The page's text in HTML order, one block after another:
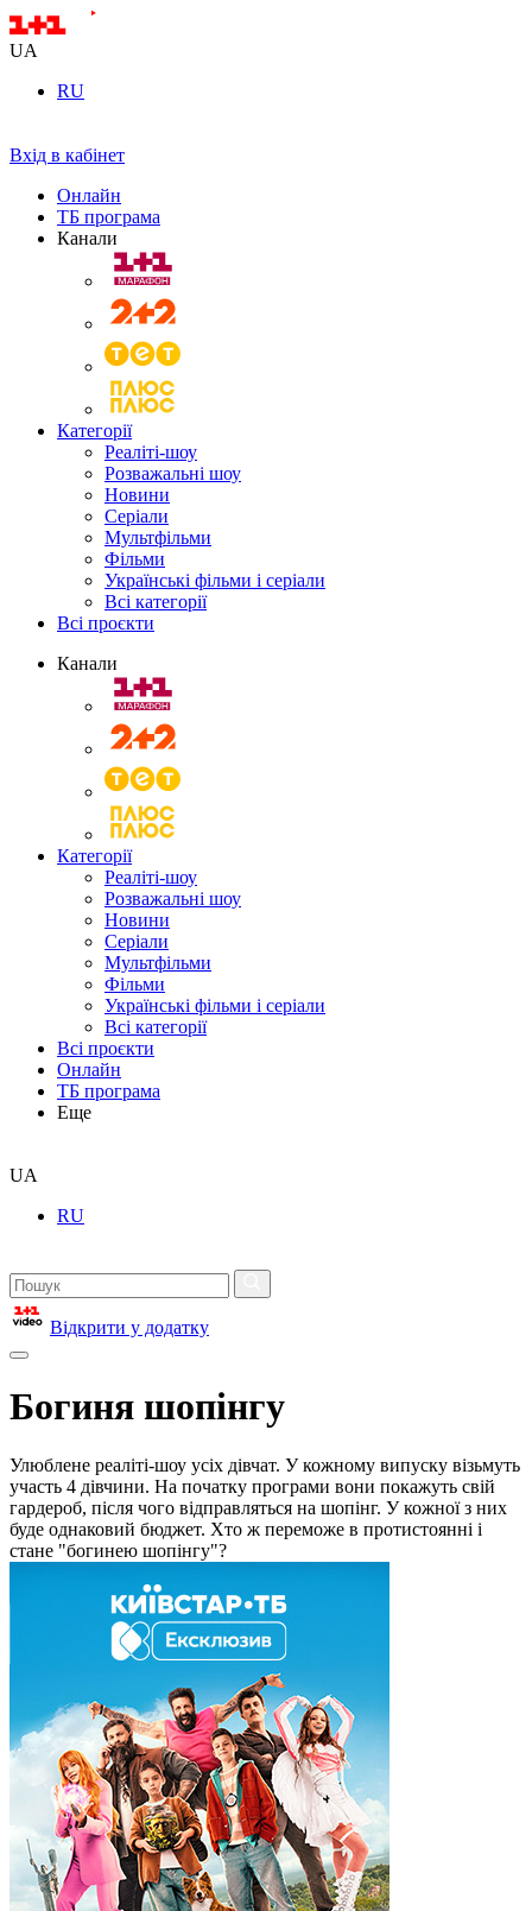
UA
RU
Вхід в кабінет
Онлайн
ТБ програма
Канали
Категорії
Реаліті-шоу
Розважальні шоу
Новини
Серіали
Мультфільми
Фільми
Українські фільми і серіали
Всі категорії
Всі проєкти
Канали
Категорії
Реаліті-шоу
Розважальні шоу
Новини
Серіали
Мультфільми
Фільми
Українські фільми і серіали
Всі категорії
Всі проєкти
Онлайн
ТБ програма
Еще
UA
RU
Відкрити у додатку
Богиня шопінгу
Улюблене реаліті-шоу усіх дівчат. У кожному випуску візьмуть
участь 4 дівчини. На початку програми вони покажуть свій
гардероб, після чого відправляться на шопінг. У кожної з них
буде однаковий бюджет. Хто ж переможе в протистоянні і
стане "богинею шопінгу"?